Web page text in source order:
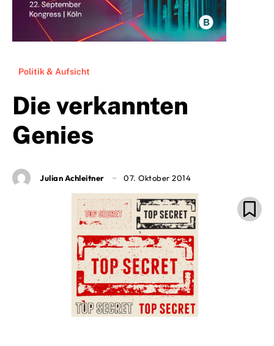
Politik & Aufsicht
Die verkannten
Genies
Julian Achleitner 07. Oktober 2014